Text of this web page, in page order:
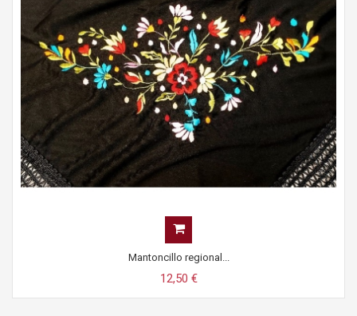
Mantoncillo regional...
12,50 €